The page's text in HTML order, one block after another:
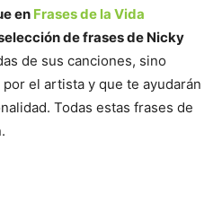
en Frases de la Vida
de frases de Nicky
de sus canciones, sino
el artista y que te ayudarán
Todas estas frases de